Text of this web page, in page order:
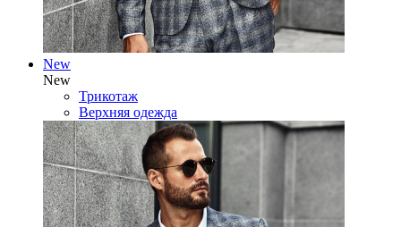
New
New
Трикотаж
Верхняя одежда